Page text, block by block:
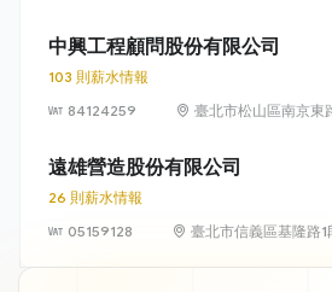
中興工程顧問股份有限公司
103 則薪水情報
84124259
臺北市松山區南京東
遠雄營造股份有限公司
26 則薪水情報
05159128
臺北市信義區基隆路